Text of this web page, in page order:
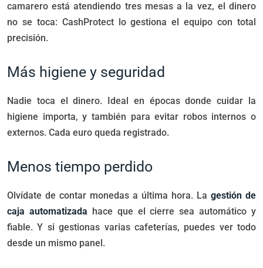
camarero está atendiendo tres mesas a la vez, el dinero
no se toca: CashProtect lo gestiona el equipo con total
precisión.
Más higiene y seguridad
Nadie toca el dinero. Ideal en épocas donde cuidar la
higiene importa, y también para evitar robos internos o
externos. Cada euro queda registrado.
Menos tiempo perdido
Olvídate de contar monedas a última hora. La gestión de
caja automatizada hace que el cierre sea automático y
fiable. Y si gestionas varias cafeterías, puedes ver todo
desde un mismo panel.